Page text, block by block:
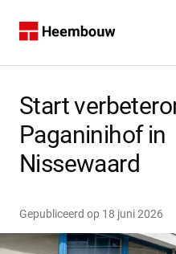
Home
Contact
Start
Paganinihof in
Nissewaard
Gepubliceerd op 18 juni 2026